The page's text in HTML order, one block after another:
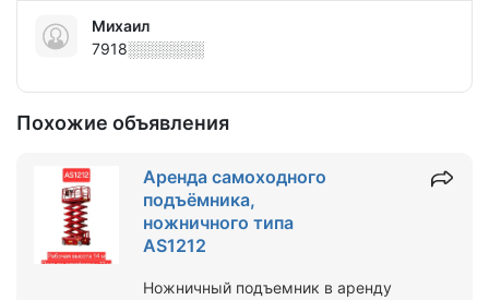
Михаил
7918░░░░░░░
Похожие объявления
Аренда самоходного
подъёмника,
ножничного типа
AS1212
Ножничный подъемник в аренду